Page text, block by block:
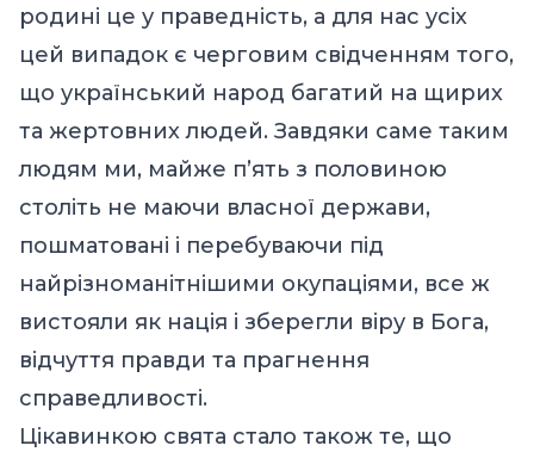
родині це у праведність, а для нас усіх
цей випадок є черговим свідченням того,
що український народ багатий на щирих
та жертовних людей. Завдяки саме таким
людям ми, майже п’ять з половиною
століть не маючи власної держави,
пошматовані і перебуваючи під
найрізноманітнішими окупаціями, все ж
вистояли як нація і зберегли віру в Бога,
відчуття правди та прагнення
справедливості.
Цікавинкою свята стало також те, що